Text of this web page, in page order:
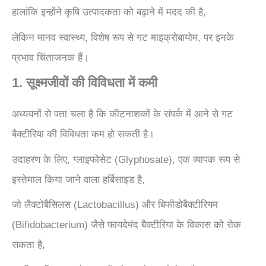
हालांकि इन्होंने कृषि उत्पादकता को बढ़ाने में मदद की है,
लेकिन मानव स्वास्थ्य, विशेष रूप से गट माइक्रोबायोम, पर इनके
प्रभाव चिंताजनक हैं।
1. सूक्ष्मजीवों की विविधता में कमी
अध्ययनों से पता चला है कि कीटनाशकों के संपर्क में आने से गट
बैक्टीरिया की विविधता कम हो सकती है।
उदाहरण के लिए, ग्लाइफोसेट (Glyphosate), एक व्यापक रूप से
इस्तेमाल किया जाने वाला हर्बिसाइड है,
जो लैक्टोबैसिलस (Lactobacillus) और बिफीडोबैक्टीरियम
(Bifidobacterium) जैसे फायदेमंद बैक्टीरिया के विकास को रोक
सकता है,